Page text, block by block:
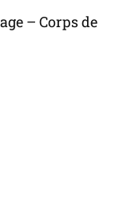
– Corps de